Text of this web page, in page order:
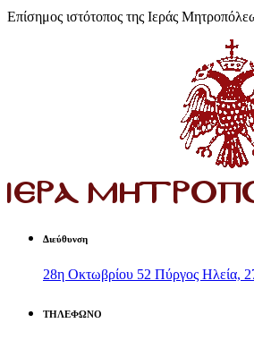
Επίσημος ιστότοπος της Ιεράς
Διεύθυνση
28η Οκτωβρίου 52 Πύργος Ηλεία,
ΤΗΛΕΦΩΝΟ